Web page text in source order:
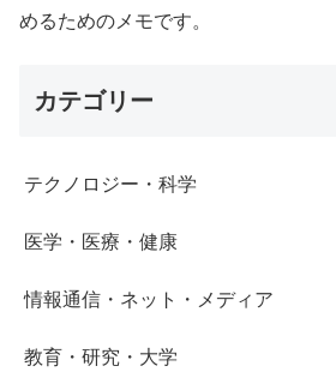
めるためのメモです。
カテゴリー
テクノロジー・科学
医学・医療・健康
情報通信・ネット・メディア
教育・研究・大学